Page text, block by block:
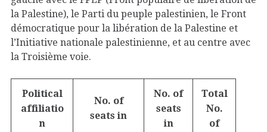
la Palestine), le Parti du peuple palestinien, le Front
démocratique pour la libération de la Palestine et
l’Initiative nationale palestinienne, et au centre avec
la Troisième voie.
Political
affiliatio
n
No. of
seats in
No. of
seats
in
Total
No.
of